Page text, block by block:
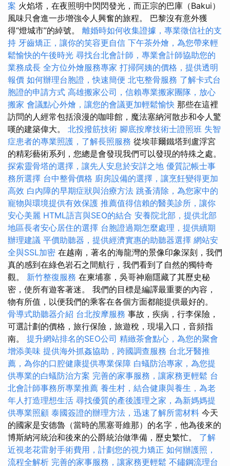
案 火焰塔，在夜照明中閃閃發光，而正宗的巴庫（Bakui）
風味只會進一步增強令人興奮的旅程。 巴黎沒有意外獲
得“燈城市”的綽號。 離婚時如何收集證據，專業徵信社的支
持 牙齒矯正，讓你的笑容更自信 下午茶外燴，為您帶來輕
鬆愉快的午後時光 尋找台北會計師，專業會計師協助您的
業務成長 全方位外燴服務專家 打掃阿姨的價格，提供透明
報價 如何辦理台胞證，快速簡便 北屯整骨服務 了解卡式台
胞證的申請方式 高雄搬家公司，信賴專業搬家團隊，放心
搬家 會議點心外燴，讓您的會議更加輕鬆愉快 那些在這裡
訪問的人經常包括浪漫的咖啡館，魔法塞納河散步和令人驚
嘆的建築偉大。 北投撥筋技術 腳底按摩技術士證照班 失智
症患者的專業照護，了解長照服務 從埃菲爾鐵塔到盧浮宮
的精彩藝術系列，您總是會發現我們可以發現的特殊之處。
探索靈骨塔的選擇，讓先人安息於安詳之地 優質記帳士事
務所選擇 台中整骨價格 廚房設備的選擇，讓烹飪變得更加
高效 白內障的早期症狀與治療方法 跳蚤清除，為您家中的
寵物與環境提供有效保護 推薦值得信賴的醫美診所，讓你
安心美麗 HTML語言與SEO的結合 安養院北部，提供北部
地區長者安心居住的選擇 台胞證過期怎麼處理，提供續期
辦理建議 平價助聽器，提供經濟實惠的助聽器選擇 網站安
全與SSL加密 在越南，著名的海龍灣的景像印象深刻，我們
真的感到在綠色岩石之間航行，我們看到了自然的獨特奇
觀。 新竹整復服務 在柬埔寨，吳哥神廟隱藏了其歷史秘
密，使所有遊客著迷。 我們的目標是編譯最重要的內容，
物有所值，以便我們的乘客在各個方面都能提供最好的。
骨導式助聽器介紹 台北按摩服務 事故，疾病，行李保險，
可選計劃的價格，旅行保險，旅遊稅，現場入口，音頻指
南。 提升網站排名的SEO公司 精緻茶會點心，為您的聚會
增添美味 提供海外抓姦協助，跨國調查服務 台北牙醫推
薦，為你的口腔健康提供專業保障 白蟻防治專家，為您提
供專業的白蟻防治方案 完善的家事服務，讓家務更輕鬆 台
北會計師事務所專業推薦 養生村，結合健康與養生，為老
年人打造理想生活 尋找優質的產後護理之家，為新媽媽提
供專業照顧 泰國簽證的辦理方法，迅速了解所需材料 今天
的國家是安德魯（當時的黑塞哥維那）的名字，他為後來的
博斯納河統治和後來的公爵統治做準備，歷史繁忙。 了解
近視老花雷射手術費用，計劃您的視力矯正 如何辦護照，
流程全解析 完善的家事服務，讓家務更輕鬆 不鏽鋼流理台